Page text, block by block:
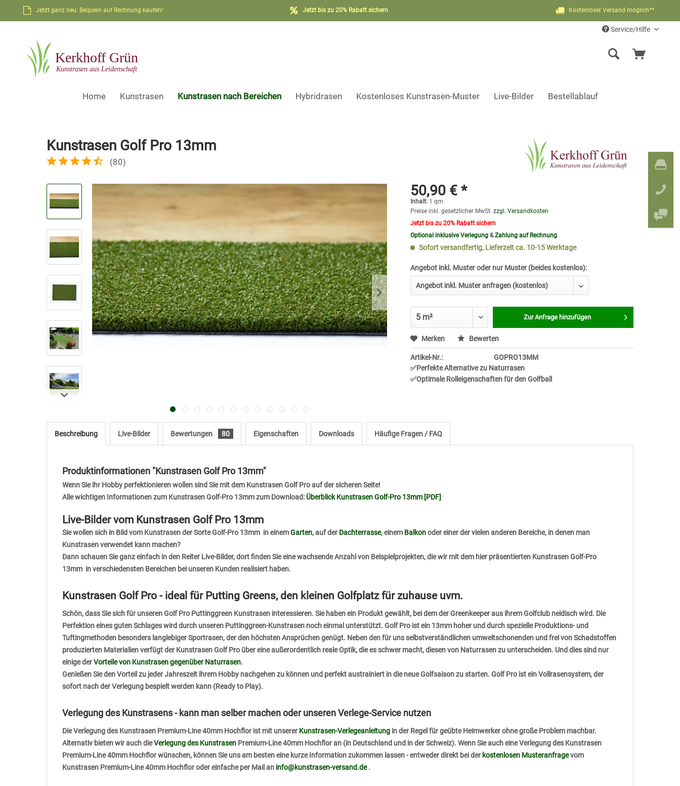
Jetzt ganz neu: Bequem auf Rechnung kaufen! Jetzt bis zu 20% Rabatt sichern Kostenloser Versand möglich**
Service/Hilfe
Home Kunstrasen Kunstrasen nach Bereichen Hybridrasen Kostenloses Kunstrasen-Muster Live-Bilder Bestellablauf
Kunstrasen Golf Pro 13mm
(80)
50,90 € *
Inhalt: 1 qm
Preise inkl. gesetzlicher MwSt.zzgl. Versandkosten
Jetzt bis zu 20% Rabatt sichern
Optional inklusive Verlegung &Zahlung auf Rechnung
Sofort versandfertig, Lieferzeit ca. 10-15 Werktage
Angebot inkl. Muster oder nur Muster (beides kostenlos):
Zur Anfrage hinzufügen
Merken Bewerten
Artikel-Nr.:
GOPRO13MM
✅Perfekte Alternative zu Naturrasen
✅Optimale Rolleigenschaften für den Golfball
Beschreibung Live-Bilder Bewertungen 80 Eigenschaften Downloads Häufige Fragen / FAQ
Produktinformationen "Kunstrasen Golf Pro 13mm"
Wenn Sie ihr Hobby perfektionieren wollen sind Sie mit dem Kunstrasen Golf Pro auf der sicheren Seite!
Alle wichtigen Informationen zum Kunstrasen Golf-Pro 13mm zum Download: Überblick Kunstrasen Golf-Pro 13mm [PDF]
Live-Bilder vom Kunstrasen Golf Pro 13mm
Sie wollen sich in Bild vom Kunstrasen der Sorte Golf-Pro 13mm in einemGarten, auf der Dachterrasse, einem Balkonoder einer der vielen anderen Bereiche, in denen man
Kunstrasen verwendet kann machen?
Dann schauen Sie ganz einfach in den Reiter Live-Bilder, dort finden Sie eine wachsende Anzahl von Beispielprojekten, die wir mit dem hier präsentierten Kunstrasen Golf-Pro
13mm in verschiedensten Bereichen bei unseren Kunden realisiert haben.
Kunstrasen Golf Pro - ideal für Putting Greens, den kleinen Golfplatz für zuhause uvm.
Schön, dass Sie sich für unseren Golf Pro Puttinggreen Kunstrasen interessieren. Sie haben ein Produkt gewählt, bei dem der Greenkeeper aus ihrem Golfclub neidisch wird. Die
Perfektion eines guten Schlages wird durch unseren Puttinggreen-Kunstrasen noch einmal unterstützt. Golf Pro ist ein 13mm hoher und durch spezielle Produktions- und
Tuftingmethoden besonders langlebiger Sportrasen, der den höchsten Ansprüchen genügt. Neben den für uns selbstverständlichen umweltschonenden und frei von Schadstoffen
produzierten Materialien verfügt der Kunstrasen Golf Pro über eine außerordentlich reale Optik, die es schwer macht, diesen von Naturrasen zu unterscheiden. Und dies sind nur
einige derVorteile von Kunstrasen gegenüber Naturrasen.
Genießen Sie den Vorteil zu jeder Jahreszeit ihrem Hobby nachgehen zu können und perfekt austrainiert in die neue Golfsaison zu starten. Golf Pro ist ein Vollrasensystem, der
sofort nach der Verlegung bespielt werden kann (Ready to Play).
Verlegung des Kunstrasens - kann man selber machen oder unseren Verlege-Service nutzen
Die Verlegung des Kunstrasen Premium-Line 40mm Hochflor ist mit unserer Kunstrasen-Verlegeanleitung in der Regel für geübte Heimwerker ohne große Problem machbar.
Alternativ bieten wir auch dieVerlegung des Kunstrasen Premium-Line 40mm Hochflor an (in Deutschland und in der Schweiz). Wenn Sie auch eine Verlegung des Kunstrasen
Premium-Line 40mm Hochflor wünschen, können Sie uns am besten eine kurze Information zukommen lassen - entweder direkt bei der kostenlosen Musteranfragevom
Kunstrasen Premium-Line 40mm Hochflor oder einfache per Mail an info@kunstrasen-versand.de.